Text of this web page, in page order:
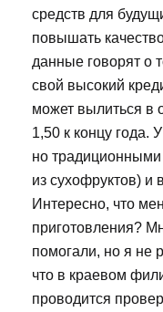
средств для
повышать
данные говорят о
свой высокий
может вылиться в
1,50 к концу года.
но традиционными
из сухофруктов) и
Интересно, что
приготовления?
помогали, но я не
что в краевом
проводится